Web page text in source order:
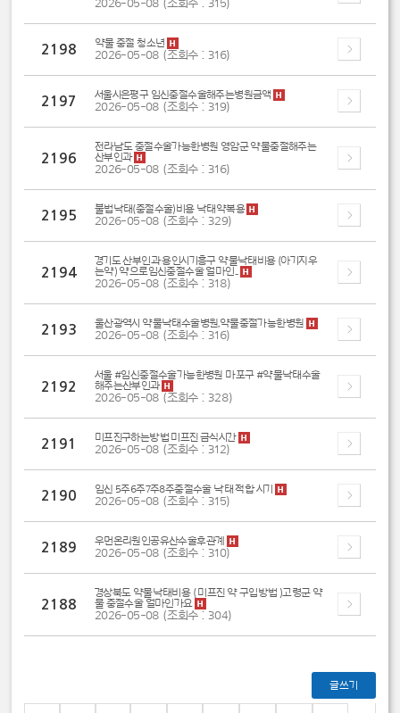
2026-05-08 (조회수 : 315)
2198 약물 중절 청소년
2026-05-08 (조회수 : 316)
2197 서울시은평구 임신중절수술해주는병원금액
2026-05-08 (조회수 : 319)
2196
전라남도 중절수술가능한병원 영암군 약물중절해주는
산부인과
2026-05-08 (조회수 : 316)
2195 불법낙태(중절수술)비용 낙태약복용
2026-05-08 (조회수 : 329)
2194
경기도 산부인과 용인시기흥구 약물낙태비용 (아기지우
는약) 약으로임신중절수술 얼마인...
2026-05-08 (조회수 : 318)
2193 울산광역시 약물낙태수술병원,약물중절가능한병원
2026-05-08 (조회수 : 316)
2192
서울 #임신중절수술가능한병원 마포구 #약물낙태수술
해주는산부인과
2026-05-08 (조회수 : 328)
2191 미프진구하는방법 미프진 금식시간
2026-05-08 (조회수 : 312)
2190 임신 5주6주7주8주중절수술 낙태 적합 시기
2026-05-08 (조회수 : 315)
2189 우먼온리원인공유산수술후관계
2026-05-08 (조회수 : 310)
2188
경상북도 약물낙태비용 ( 미프진 약 구입방법 )고령군 약
물 중절수술 얼마인가요
2026-05-08 (조회수 : 304)
글쓰기